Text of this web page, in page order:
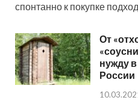
спонтанно к покупке
От
нужду
России